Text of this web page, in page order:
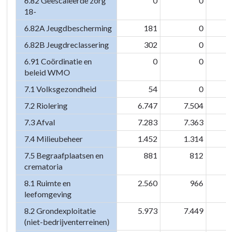
18-
6.82A Jeugdbescherming 181
0
6.82B Jeugdreclassering
302
0
6.91 Coördinatie en
beleid WMO
0 0
7.1 Volksgezondheid 54
0
7.2 Riolering
6.747
7.504
7.3 Afval
7.283
7.363
7.4 Milieubeheer
1.452
1.314
7.5 Begraafplaatsen en
crematoria
881 812
8.1 Ruimte en
leefomgeving
2.560 966
8.2 Grondexploitatie
(niet-bedrijventerreinen)
5.973 7.449